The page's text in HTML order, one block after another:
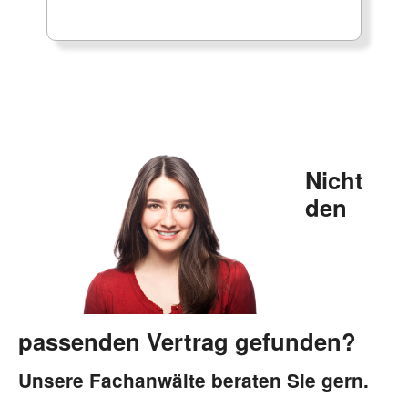
Nicht
den
passenden Vertrag gefunden?
Unsere Fachanwälte beraten Sie gern.